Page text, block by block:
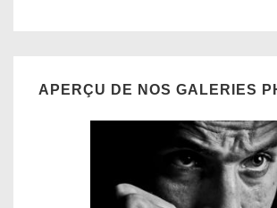
APERÇU DE NOS GALERIES